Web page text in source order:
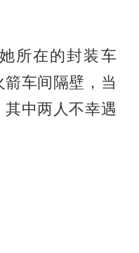
在的封装车
车间隔壁，当
中两人不幸遇